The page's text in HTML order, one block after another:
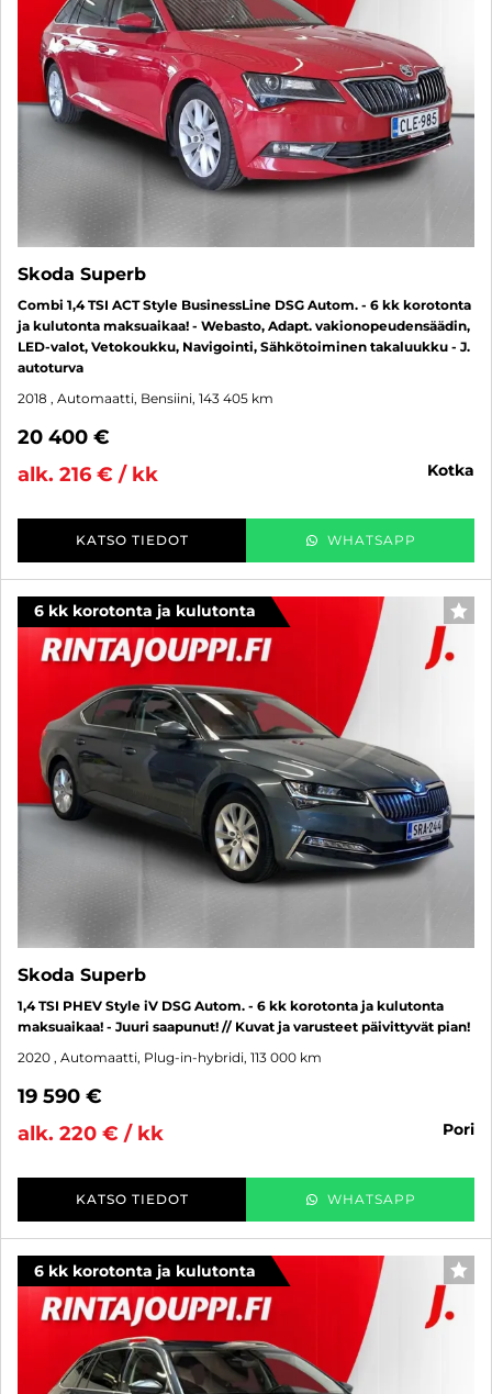
Skoda Superb
Combi 1,4 TSI ACT Style BusinessLine DSG Autom. - 6 kk korotonta
ja kulutonta maksuaikaa! - Webasto, Adapt. vakionopeudensäädin,
LED-valot, Vetokoukku, Navigointi, Sähkötoiminen takaluukku - J.
autoturva
2018 , Automaatti, Bensiini, 143 405 km
20 400 €
alk. 216 € / kk
kotka
KATSO TIEDOT WHATSAPP
6 kk korotonta ja kulutonta
Skoda Superb
1,4 TSI PHEV Style iV DSG Autom. - 6 kk korotonta ja kulutonta
maksuaikaa! - Juuri saapunut! // Kuvat ja varusteet päivittyvät pian!
2020 , Automaatti, Plug-in-hybridi, 113 000 km
19 590 €
alk. 220 € / kk
pori
KATSO TIEDOT WHATSAPP
6 kk korotonta ja kulutonta